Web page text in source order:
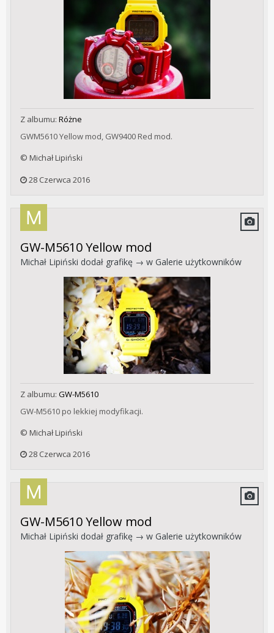
Z albumu: Różne
GWM5610 Yellow mod, GW9400 Red mod.
© Michał Lipiński
28 Czerwca 2016
GW-M5610 Yellow mod
Michał Lipiński dodał grafikę → w Galerie użytkowników
Z albumu: GW-M5610
GW-M5610 po lekkiej modyfikacji.
© Michał Lipiński
28 Czerwca 2016
GW-M5610 Yellow mod
Michał Lipiński dodał grafikę → w Galerie użytkowników